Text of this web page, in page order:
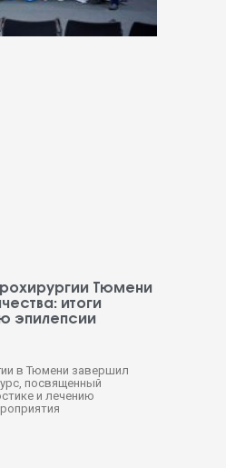
Тюмени
итоги
эпилепсии
в Тюмени завершил
посвященный
и лечению